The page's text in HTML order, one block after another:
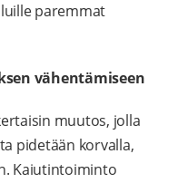
paremmat
vähentämiseen
muutos, jolla
pidetään korvalla,
Kaiutintoiminto